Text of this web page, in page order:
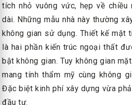
tích nhỏ vuông vức, hẹp về chiều
dài. Những mẫu nhà này thường
không gian sử dụng. Thiết kế mặt
là hai phần kiến trúc ngoại thất
bật không gian. Tuy không gian
mang tính thẩm mỹ cùng không
Đặc biệt kinh phí xây dựng vừa
đầu tư.